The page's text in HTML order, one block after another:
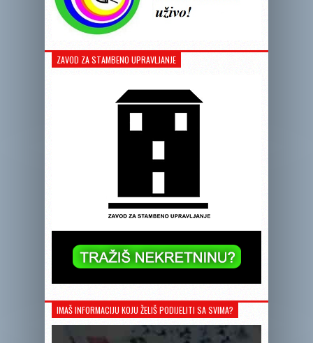
ZAVOD ZA STAMBENO UPRAVLJANJE
IMAŠ INFORMACIJU KOJU ŽELIŠ PODIJELITI SA SVIMA?